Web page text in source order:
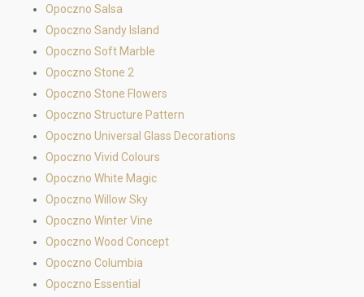
Opoczno Salsa
Opoczno Sandy Island
Opoczno Soft Marble
Opoczno Stone 2
Opoczno Stone Flowers
Opoczno Structure Pattern
Opoczno Universal Glass Decorations
Opoczno Vivid Colours
Opoczno White Magic
Opoczno Willow Sky
Opoczno Winter Vine
Opoczno Wood Concept
Opoczno Columbia
Opoczno Essential